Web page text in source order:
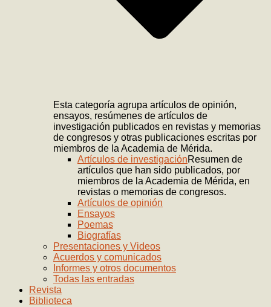
Esta categoría agrupa artículos de opinión,
ensayos, resúmenes de artículos de
investigación publicados en revistas y memorias
de congresos y otras publicaciones escritas por
miembros de la Academia de Mérida.
Artículos de investigaciónResumen de
artículos que han sido publicados, por
miembros de la Academia de Mérida, en
revistas o memorias de congresos.
Artículos de opinión
Ensayos
Poemas
Biografías
Presentaciones y Videos
Acuerdos y comunicados
Informes y otros documentos
Todas las entradas
Revista
Biblioteca